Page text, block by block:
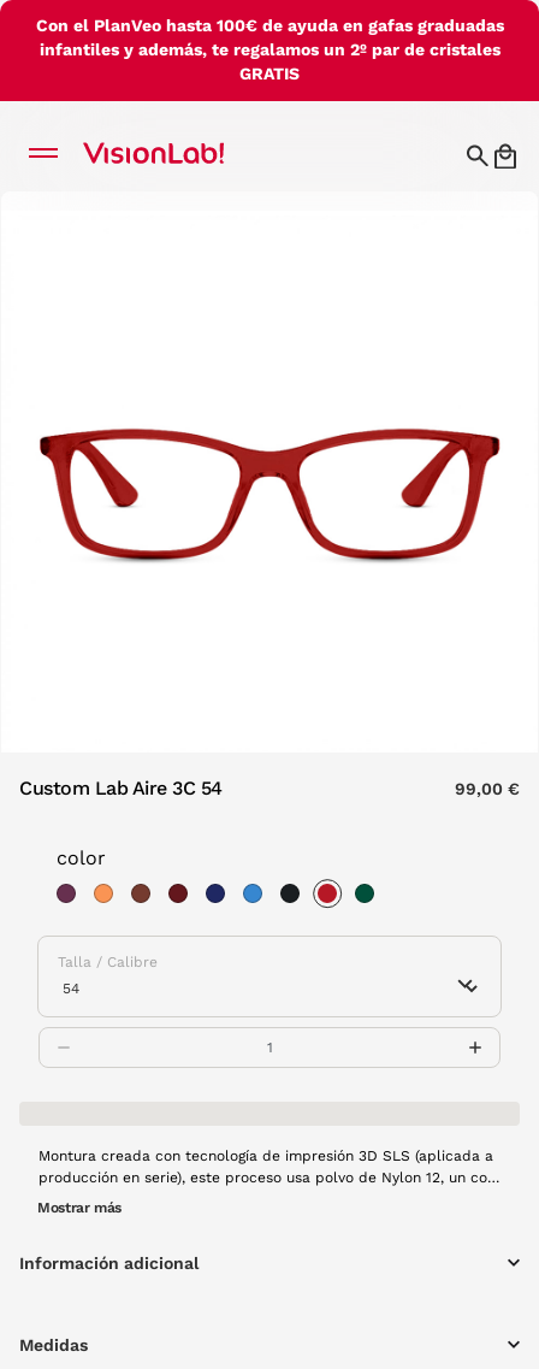
Con el PlanVeo hasta 100€ de ayuda en gafas graduadas
infantiles y además, te regalamos un 2º par de cristales
GRATIS
Custom Lab Aire 3C 54 99,00 €
color
Talla / Calibre
Montura creada con tecnología de impresión 3D SLS (aplicada a
producción en serie), este proceso usa polvo de Nylon 12, un con
mucha resistencia, estabilidad dimensional y buen
que se fusiona capa a capa mediante láser. Modelo Aire en color
Mostrar más
Información adicional
Medidas